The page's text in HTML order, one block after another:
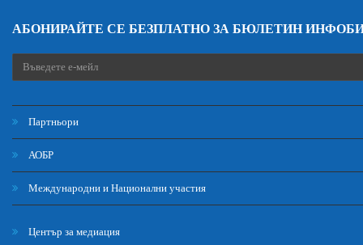
АБОНИРАЙТЕ СЕ БЕЗПЛАТНО ЗА БЮЛЕТИН
Партньори
АОБР
Международни и Национални участия
Център за медиация